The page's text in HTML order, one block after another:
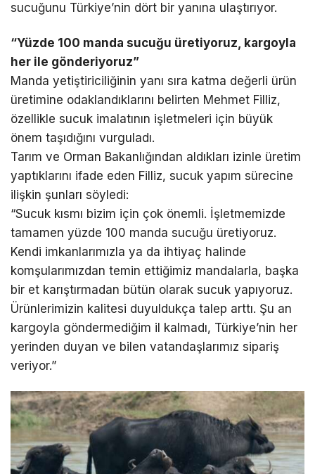
sucuğunu Türkiye’nin dört bir yanına ulaştırıyor.
“Yüzde 100 manda sucuğu üretiyoruz, kargoyla
her ile gönderiyoruz”
Manda yetiştiriciliğinin yanı sıra katma değerli ürün
üretimine odaklandıklarını belirten Mehmet Filliz,
özellikle sucuk imalatının işletmeleri için büyük
önem taşıdığını vurguladı.
Tarım ve Orman Bakanlığından aldıkları izinle üretim
yaptıklarını ifade eden Filliz, sucuk yapım sürecine
ilişkin şunları söyledi:
“Sucuk kısmı bizim için çok önemli. İşletmemizde
tamamen yüzde 100 manda sucuğu üretiyoruz.
Kendi imkanlarımızla ya da ihtiyaç halinde
komşularımızdan temin ettiğimiz mandalarla, başka
bir et karıştırmadan bütün olarak sucuk yapıyoruz.
Ürünlerimizin kalitesi duyuldukça talep arttı. Şu an
kargoyla göndermediğim il kalmadı, Türkiye’nin her
yerinden duyan ve bilen vatandaşlarımız sipariş
veriyor.”